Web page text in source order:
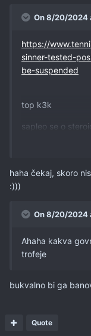
On 8/20/2024
https://
sinner-tested-
be-suspended
top k3k
sapleo se o
haha čekaj, skoro
:)))
On 8/20/2024
Ahaha kakva
trofeje
bukvalno bi ga
Quote